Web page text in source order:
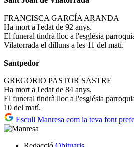
FRANCISCA GARCÍA ARANDA
Ha mort a l'edat de 92 anys.
El funeral tindrà lloc a l'església
Vilatorrada el dilluns a les 11 del matí.
Santpedor
GREGORIO PASTOR SASTRE
Ha mort a l'edat de 84 anys.
El funeral tindrà lloc a l'església
10 del matí.
Escull Manresa com la teva font
Redacció Obituaris